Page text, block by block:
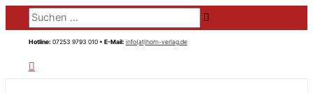
Zum
springen
Suchen …
Hotline: 07253 9793 010 • E-Mail: info(at)horn-verlag.de
HAUPTMENÜ